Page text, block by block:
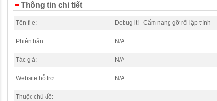
Thông tin chi tiết
Tên file: Debug it! - Cẩm nang gỡ rối lập trình
Phiên bản: N/A
Tác giả: N/A
Website hỗ trợ: N/A
Thuộc chủ đề: